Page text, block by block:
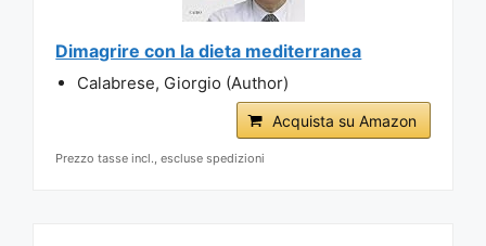
Dimagrire con la dieta mediterranea
Calabrese, Giorgio (Author)
Acquista su Amazon
Prezzo tasse incl., escluse spedizioni